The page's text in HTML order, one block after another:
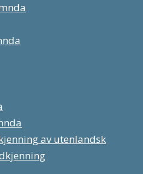
av utenlandsk